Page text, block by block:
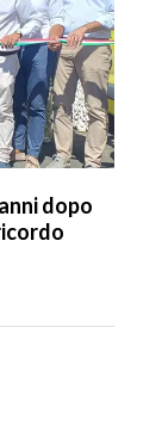
dopo